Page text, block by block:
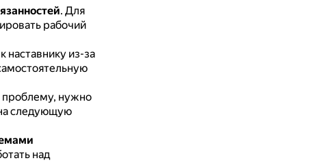
. Для
рабочий
наставнику из-за
нужно
следующую
над